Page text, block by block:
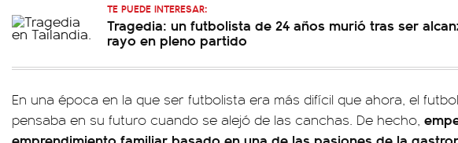
TE PUEDE INTERESAR:
Tragedia: un futbolista de 24 años murió tras ser
rayo en pleno partido
En una época en la que ser futbolista era más difícil que ahora, el
pensaba en su futuro cuando se alejó de las canchas. De hecho,